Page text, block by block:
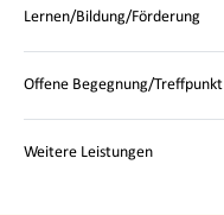
Lernen/Bildung/Förderung
Offene Begegnung/Treffpunkt
Weitere Leistungen